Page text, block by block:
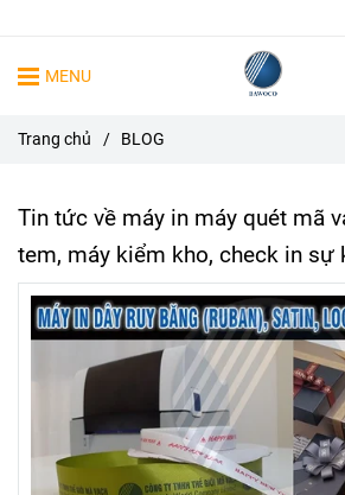
MENU
Trang chủ / BLOG
Tin tức về máy in máy quét mã
tem, máy kiểm kho, check in sự